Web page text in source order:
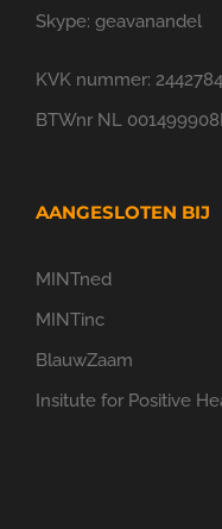
Skype: geavanandel
KVK nummer:
BTWnr NL
AANGESLOTEN BIJ
MINTned
MINTinc
BlauwZaam
Insitute for Positive